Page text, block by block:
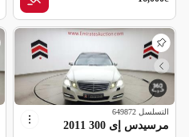
التسلسل 649872
مرسيدس إى 300 2011